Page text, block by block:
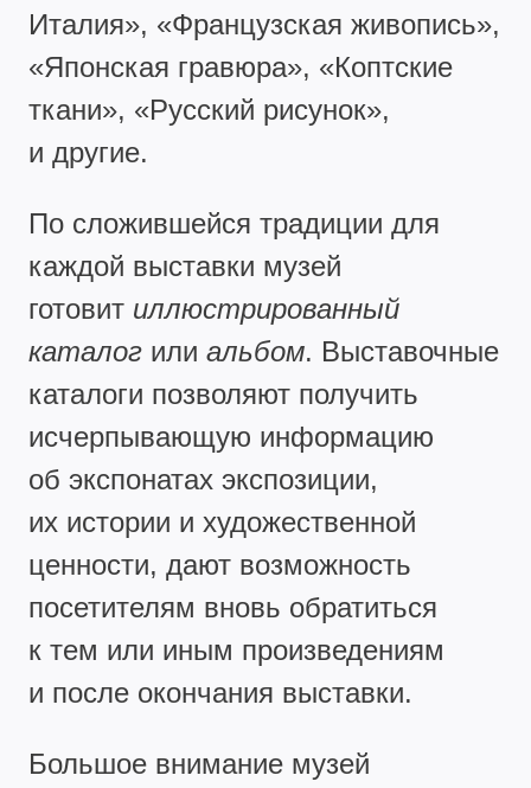
Италия», «Французская живопись»,
«Японская гравюра», «Коптские
ткани», «Русский рисунок»,
и другие.
По сложившейся традиции для
каждой выставки музей
готовит иллюстрированный
каталог или альбом. Выставочные
каталоги позволяют получить
исчерпывающую информацию
об экспонатах экспозиции,
их истории и художественной
ценности, дают возможность
посетителям вновь обратиться
к тем или иным произведениям
и после окончания выставки.
Большое внимание музей